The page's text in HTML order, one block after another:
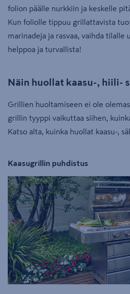
folion päälle nurkkiin ja keskelle
Kun foliolle tippuu grillattavista
marinadeja ja rasvaa, vaihda tilalle
helppoa ja turvallista!
Näin huollat kaasu-, hiili-
Grillien huoltamiseen ei ole
grillin tyyppi vaikuttaa siihen,
Katso alta, kuinka huollat kaasu-,
Kaasugrillin puhdistus